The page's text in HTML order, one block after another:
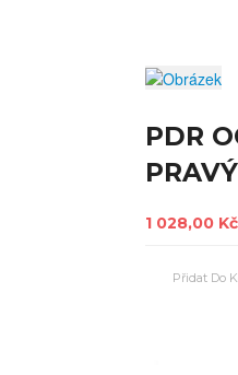
PDR
1 028,00 Kč